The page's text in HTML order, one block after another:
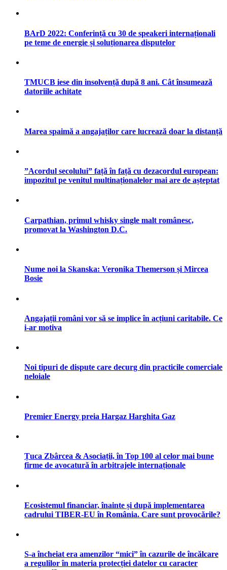
BArD 2022: Conferință cu 30 de speakeri internaționali
pe teme de energie și soluționarea disputelor
TMUCB iese din insolvență după 8 ani. Cât însumează
datoriile achitate
Marea spaimă a angajaților care lucrează doar la distanță
”Acordul secolului” față în față cu dezacordul european:
impozitul pe venitul multinaționalelor mai are de așteptat
Carpathian, primul whisky single malt românesc,
promovat la Washington D.C.
Nume noi la Skanska: Veronika Themerson și Mircea
Bosie
Angajații români vor să se implice în acțiuni caritabile. Ce
i-ar motiva
Noi tipuri de dispute care decurg din practicile comerciale
neloiale
Premier Energy preia Hargaz Harghita Gaz
Țuca Zbârcea & Asociații, în Top 100 al celor mai bune
firme de avocatură în arbitrajele internaționale
Ecosistemul financiar, înainte și după implementarea
cadrului TIBER-EU în România. Care sunt provocările?
S-a încheiat era amenzilor “mici” în cazurile de încălcare
a regulilor în materia protecției datelor cu caracter